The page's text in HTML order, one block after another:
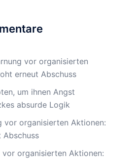
vor organisierten
erneut Abschuss
um ihnen Angst
absurde Logik
vor organisierten Aktionen:
Abschuss
vor organisierten Aktionen: